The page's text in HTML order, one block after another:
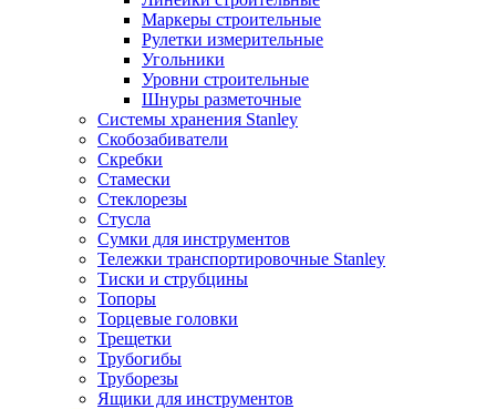
Маркеры строительные
Рулетки измерительные
Угольники
Уровни строительные
Шнуры разметочные
Системы хранения Stanley
Скобозабиватели
Скребки
Стамески
Стеклорезы
Стусла
Сумки для инструментов
Тележки транспортировочные Stanley
Тиски и струбцины
Топоры
Торцевые головки
Трещетки
Трубогибы
Труборезы
Ящики для инструментов